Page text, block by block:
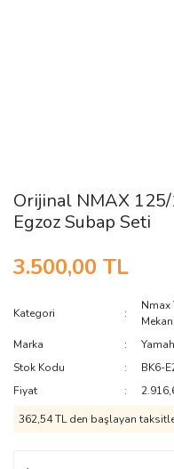
Orijinal NMAX
Egzoz Subap Seti
3.500,00 TL
Kategori
Nmax
Marka
Stok Kodu
BK6-
Fiyat
362,54 TL den başlayan